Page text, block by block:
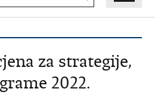
za strategije,
2022.